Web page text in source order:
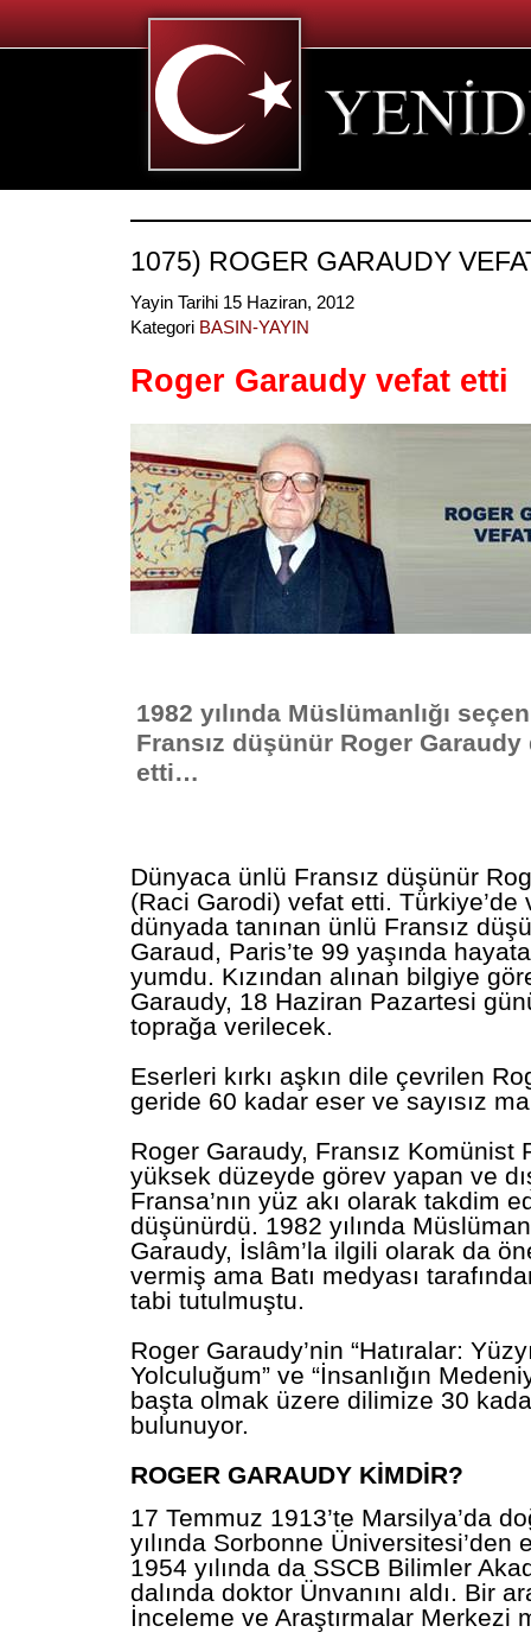
1075) ROGER GARAUDY
Yayin Tarihi 15 Haziran, 2012
Kategori BASIN-YAYIN
Roger Garaudy vefat etti
1982 yılında Müslümanlığı
Fransız düşünür Roger
etti…
Dünyaca ünlü Fransız düşünür
(Raci Garodi) vefat etti. Türkiye’de
dünyada tanınan ünlü Fransız
Garaud, Paris’te 99 yaşında
yumdu. Kızından alınan bilgiye
Garaudy, 18 Haziran Pazartesi
toprağa verilecek.
Eserleri kırkı aşkın dile çevrilen
geride 60 kadar eser ve sayısız
Roger Garaudy, Fransız Komünist
yüksek düzeyde görev yapan ve
Fransa’nın yüz akı olarak takdim
düşünürdü. 1982 yılında
Garaudy, İslâm’la ilgili olarak da
vermiş ama Batı medyası
tabi tutulmuştu.
Roger Garaudy’nin “Hatıralar:
Yolculuğum” ve “İnsanlığın
başta olmak üzere dilimize 30
bulunuyor.
ROGER GARAUDY KİMDİR?
17 Temmuz 1913’te Marsilya’da
yılında Sorbonne Üniversitesi’den
1954 yılında da SSCB Bilimler
dalında doktor Ünvanını aldı. Bir
İnceleme ve Araştırmalar Merkezi